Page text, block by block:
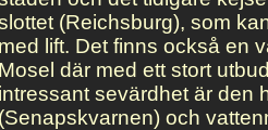
(Reichsburg), som
med lift. Det finns också en
Mosel där med ett stort
intressant sevärdhet är den
(Senapskvarnen) och